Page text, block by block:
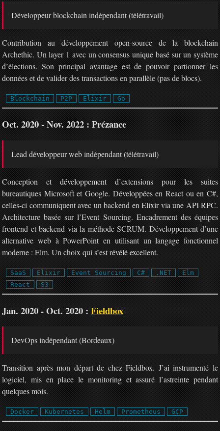
Développeur blockchain indépendant (télétravail)
Contribution au développement open-source de la blockchain
Archethic. Un layer 1 avec un consensus unique basé sur un système
d’élections. Son principal avantage est de pouvoir partionner les
données et de valider des transactions en parallèle (pas de blocs).
Blockchain P2P Elixir Go
Oct. 2020 - Nov. 2022 : Prézance
Lead développeur web indépendant (télétravail)
Conception et développement d’extensions pour les suites
bureautiques Microsoft et Google. Développées en React ou en C#,
celles-ci communiquent avec un backend en Elixir via une API RPC.
Architecture basée sur l’Event Sourcing. Encadrement des équipes
frontend et backend via la méthode SCRUM. Développement d’une
alternative web à PowerPoint en utilisant un langage fonctionnel
moderne : Elm. Un choix qui s’est révélé excellent.
SaaS Elixir Event Sourcing C# .NET
Elm
React
S3
Jan. 2020 - Oct. 2020 :Fieldbox
DevOps indépendant (Bordeaux)
Transition après mon départ de chez Fieldbox. J’ai instrumenté le
logiciel, mis en place le monitoring et assuré l’astreinte pendant
quelques mois.
Docker Kubernetes Helm Prometheus GCP